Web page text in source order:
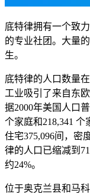
底特律拥有一个致
的专业社团。大量
生。
底特律的人口数量
工业吸引了来自东
据2000年美国人口
个家庭和218,341 个
住宅375,096间，密
律的人口已缩减到
约24%。
位于奥克兰县和马